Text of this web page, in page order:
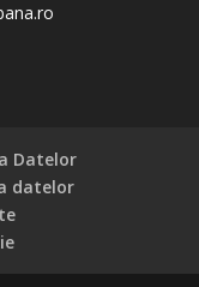
Datelor
datelor